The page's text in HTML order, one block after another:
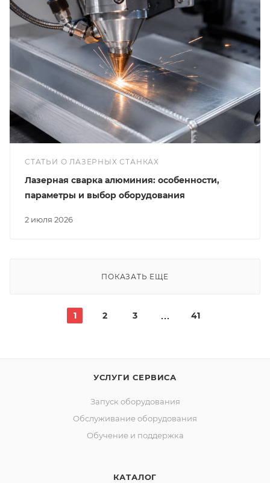
СТАТЬИ О ЛАЗЕРНЫХ СТАНКАХ
2 июля 2026
Лазерная сварка алюминия: особенности,
параметры и выбор оборудования
ПОКАЗАТЬ ЕЩЕ
1 2 3 41
УСЛУГИ СЕРВИСА
Запуск оборудования
Обслуживание оборудования
Обучение и поддержка
КАТАЛОГ